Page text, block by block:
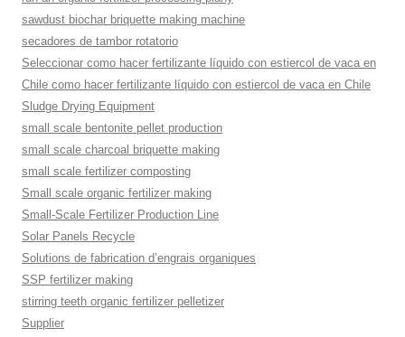
sawdust biochar briquette making machine
secadores de tambor rotatorio
Seleccionar como hacer fertilizante líquido con estiercol de vaca en
Chile como hacer fertilizante líquido con estiercol de vaca en Chile
Sludge Drying Equipment
small scale bentonite pellet production
small scale charcoal briquette making
small scale fertilizer composting
Small scale organic fertilizer making
Small-Scale Fertilizer Production Line
Solar Panels Recycle
Solutions de fabrication d’engrais organiques
SSP fertilizer making
stirring teeth organic fertilizer pelletizer
Supplier